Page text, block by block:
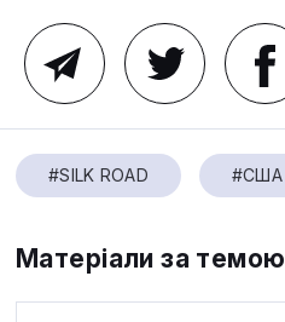
#SILK ROAD #США
Матеріали за темою